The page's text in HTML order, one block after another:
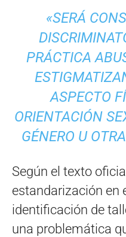
«SERÁ
PRÁCTICA
ASPECTO
ORIENTACIÓN
GÉNERO U
Según el texto
estandarización en
identificación de
una problemática